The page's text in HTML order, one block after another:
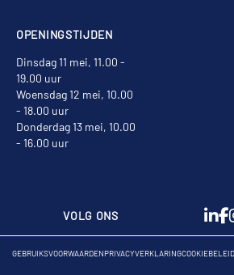
OPENINGSTIJDEN
Dinsdag 11 mei, 11.00 -
19.00 uur
Woensdag 12 mei, 10.00
- 18.00 uur
Donderdag 13 mei, 10.00
- 16.00 uur
VOLG ONS
GEBRUIKSVOORWAARDENPRIVACYVERKLARINGCOOKIEBELEID